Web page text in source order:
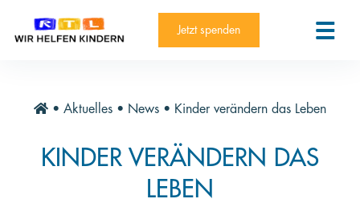
RTL-Spendenmarathon 2025
News
Über die Stiftung
Kontakt
Jetzt spenden
• Aktuelles • News • Kinder verändern das Leben
KINDER VERÄNDERN DAS
LEBEN